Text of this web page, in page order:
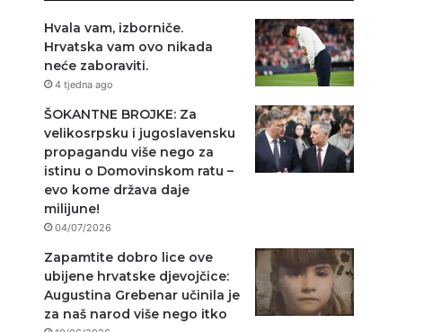
Hvala vam, izborniče.
Hrvatska vam ovo nikada
neće zaboraviti.
4 tjedna ago
ŠOKANTNE BROJKE: Za
velikosrpsku i jugoslavensku
propagandu više nego za
istinu o Domovinskom ratu –
evo kome država daje
milijune!
04/07/2026
Zapamtite dobro lice ove
ubijene hrvatske djevojčice:
Augustina Grebenar učinila je
za naš narod više nego itko